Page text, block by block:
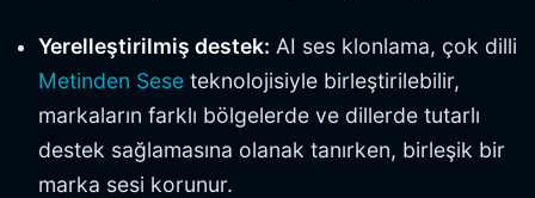
Yerelleştirilmiş destek: AI ses klonlama, çok dilli
Metinden Sese teknolojisiyle birleştirilebilir,
markaların farklı bölgelerde ve dillerde tutarlı
destek sağlamasına olanak tanırken, birleşik bir
marka sesi korunur.